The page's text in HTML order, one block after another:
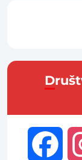
Društvene mreže FK “Sloga